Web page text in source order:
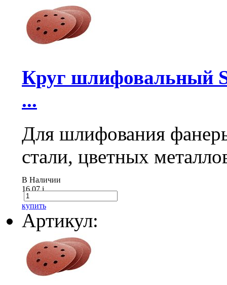
Круг шлифовальный
...
Для шлифования
стали, цветных
В Наличии
16.07i
купить
Артикул: